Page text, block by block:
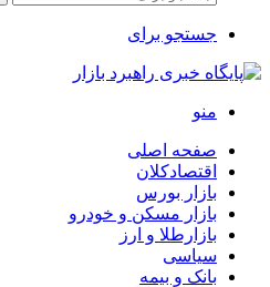
جستجو برای
منو
صفحه اصلی
اقتصادکلان
بازار بورس
بازار مسکن و خودرو
بازارطلا و ارز
سیاسی
بانک و بیمه